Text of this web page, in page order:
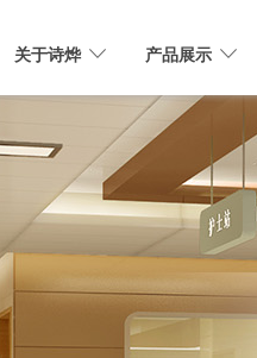
关于诗烨 产品展示